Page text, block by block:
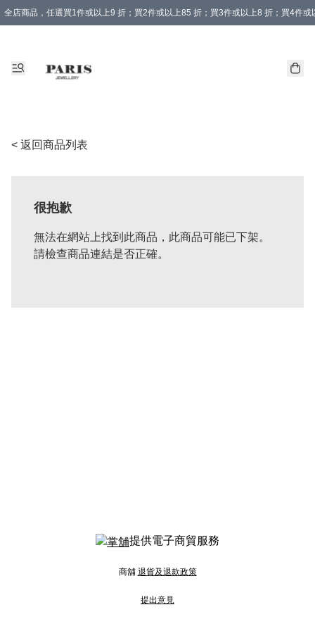
全店商品，任選買1件或以上9 折；買2件或以上85 折；買3件或以上8 折；買4件或
< 返回商品列表
很抱歉
無法在網站上找到此商品，此商品可能已下架。
請檢查商品連結是否正確。
提供電子商貿服務
商舖 退貨及退款政策
提出意見